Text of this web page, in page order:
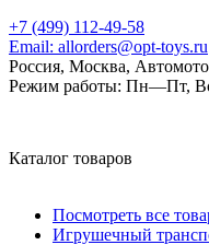
+7 (499) 112-49-58
Email: allorders@opt-toys.ru
Россия, Москва,
Режим работы: Пн—Пт,
Каталог товаров
Посмотреть все
Игрушечный